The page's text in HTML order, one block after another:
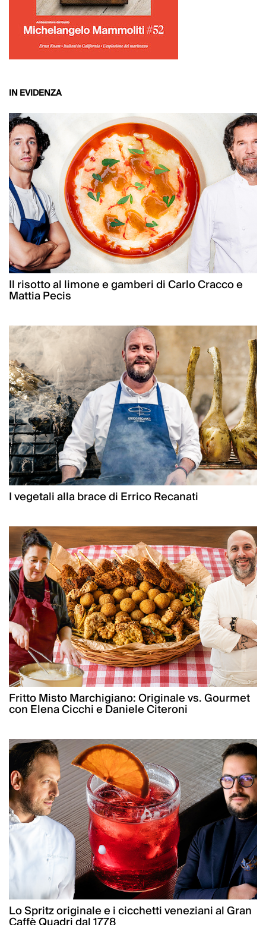
IN EVIDENZA
Il risotto al limone e gamberi di Carlo Cracco e
Mattia Pecis
I vegetali alla brace di Errico Recanati
Fritto Misto Marchigiano: Originale vs. Gourmet
con Elena Cicchi e Daniele Citeroni
Lo Spritz originale e i cicchetti veneziani al Gran